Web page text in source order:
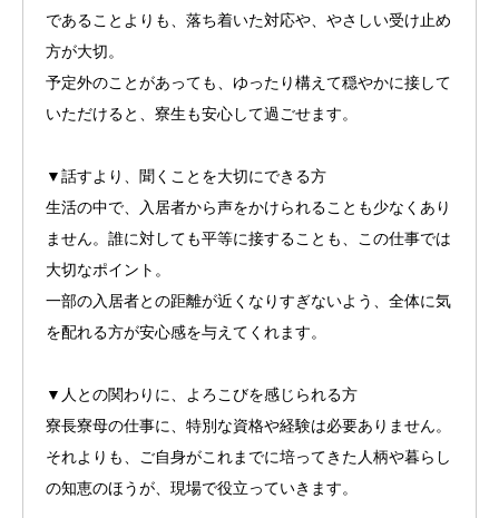
であることよりも、落ち着いた対応や、やさしい受け止め
方が大切。
予定外のことがあっても、ゆったり構えて穏やかに接して
いただけると、寮生も安心して過ごせます。
▼話すより、聞くことを大切にできる方
生活の中で、入居者から声をかけられることも少なくあり
ません。誰に対しても平等に接することも、この仕事では
大切なポイント。
一部の入居者との距離が近くなりすぎないよう、全体に気
を配れる方が安心感を与えてくれます。
▼人との関わりに、よろこびを感じられる方
寮長寮母の仕事に、特別な資格や経験は必要ありません。
それよりも、ご自身がこれまでに培ってきた人柄や暮らし
の知恵のほうが、現場で役立っていきます。